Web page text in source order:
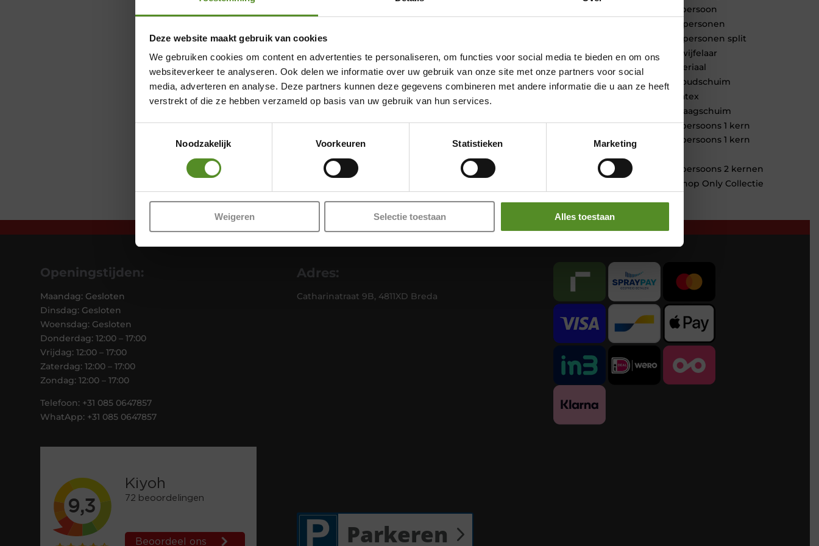
Deze website maakt gebruik van cookies
We gebruiken cookies om content en advertenties te personaliseren, om functies voor social media te bieden en om ons
websiteverkeer te analyseren. Ook delen we informatie over uw gebruik van onze site met onze partners voor social
media, adverteren en analyse. Deze partners kunnen deze gegevens combineren met andere informatie die u aan ze heeft
verstrekt of die ze hebben verzameld op basis van uw gebruik van hun services.
Noodzakelijk
Voorkeuren Statistieken Marketing
Weigeren Selectie toestaan Alles toestaan
1 persoon
2 personen
2 personen split
Twijfelaar
Materiaal
Koudschuim
Latex
Traagschuim
Tweepersoons 1 kern
Tweepersoons 1 kern
Tweepersoons 2 kernen
Webshop Only Collectie
Openingstijden:
Maandag: Gesloten
Dinsdag: Gesloten
Woensdag: Gesloten
Donderdag: 12:00 – 17:00
Vrijdag: 12:00 – 17:00
Zaterdag: 12:00 – 17:00
Zondag: 12:00 – 17:00
Telefoon: +31 085 0647857
WhatApp: +31 085 0647857
Adres:
Catharinatraat 9B, 4811XD Breda
Parkeren
Showroom Breda
Vrijdag 12:00 – 17:00
Zaterdag 12:00 – 17:00
Zondag 12:00 – 17:00